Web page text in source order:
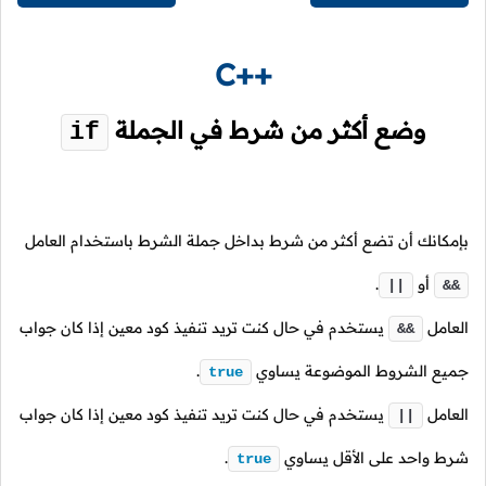
C++
وضع أكثر من شرط في الجملة if
بإمكانك أن تضع أكثر من شرط بداخل جملة الشرط باستخدام العامل
&& أو .
العامل && يستخدم في حال كنت تريد تنفيذ كود معين إذا كان جواب
جميع الشروط الموضوعة يساوي true
.
العامل يستخدم في حال كنت تريد تنفيذ كود معين إذا كان جواب
شرط واحد على الأقل يساوي true
.